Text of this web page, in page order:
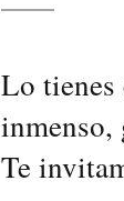
Lo
inmenso,
Te